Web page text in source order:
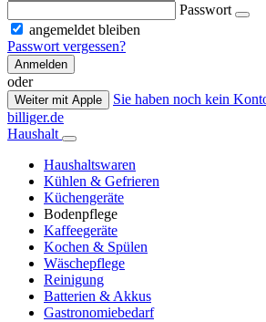
Passwort
angemeldet bleiben
Passwort vergessen?
Anmelden
oder
Weiter mit Apple
Sie haben noch kein
billiger.de
Haushalt
Haushaltswaren
Kühlen & Gefrieren
Küchengeräte
Bodenpflege
Kaffeegeräte
Kochen & Spülen
Wäschepflege
Reinigung
Batterien & Akkus
Gastronomiebedarf